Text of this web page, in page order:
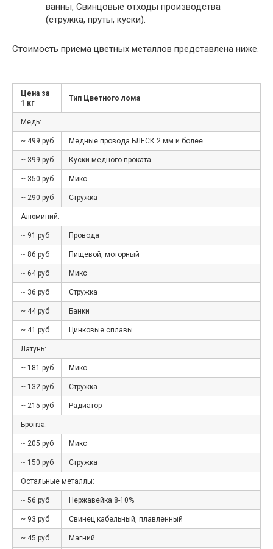
ванны, Свинцовые отходы производства
(стружка, пруты, куски).
Стоимость приема цветных металлов представлена ниже.
Цена за
1 кг
Тип Цветного лома
Медь:
~ 499 руб Медные провода БЛЕСК 2 мм и более
~ 399 руб Куски медного проката
~ 350 руб Микс
~ 290 руб Стружка
Алюминий:
~ 91 руб Провода
~ 86 руб Пищевой, моторный
~ 64 руб Микс
~ 36 руб Стружка
~ 44 руб Банки
~ 41 руб Цинковые сплавы
Латунь:
~ 181 руб Микс
~ 132 руб Стружка
~ 215 руб Радиатор
Бронза:
~ 205 руб Микс
~ 150 руб Стружка
Остальные металлы:
~ 56 руб Нержавейка 8-10%
~ 93 руб Свинец кабельный, плавленный
~ 45 руб Магний